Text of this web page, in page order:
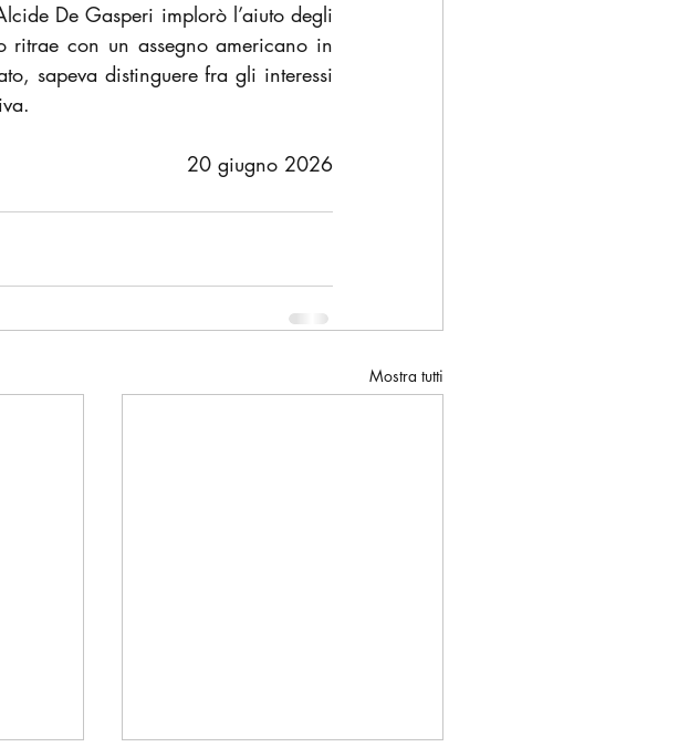
De Gasperi implorò l’aiuto degli
ritrae con un assegno americano in
sapeva distinguere fra gli interessi
20 giugno 2026
Mostra tutti